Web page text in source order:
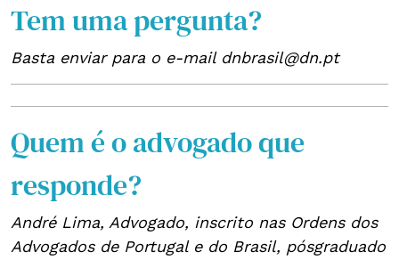
Tem uma pergunta?
Basta enviar para o e-mail dnbrasil@dn.pt
Quem é o advogado que
responde?
André Lima, Advogado, inscrito nas Ordens dos
Advogados de Portugal e do Brasil, pósgraduado